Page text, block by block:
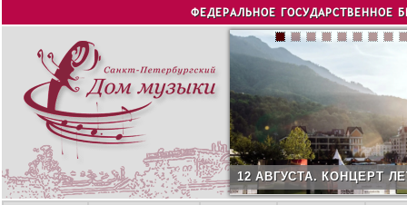
Jump to navigation
ФЕДЕРАЛЬНОЕ ГОСУДАРСТВЕННОЕ
АВГУСТА. КОНЦЕРТ ЛЕТНЕЙ АКАДЕМИИ. РОЗА ХУТОР